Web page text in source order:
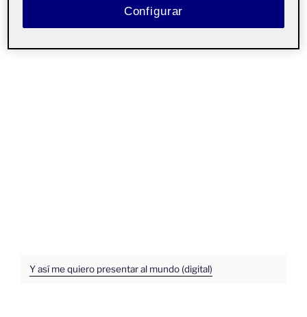
Y así me quiero presentar al mundo (digital)
Configurar